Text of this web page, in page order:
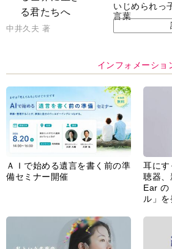
いじめられっ
言葉
中井久夫 著
インフォメーショ
ＡＩで始める遺言を書く前の準
備セミナー開催
耳にす
聴器
Ear の
ル」を